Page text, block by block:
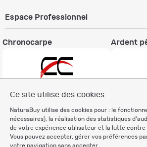
Ce site utilise des cookies
NaturaBuy utilise des cookies pour : le
nécessaires), la réalisation des statistiques
de votre expérience utilisateur et la lutte contre
Vous pouvez accepter, gérer vos préférences
votre navigation sans accepter.
Espace Professionnel
Chronocarpe Ardent
Informations légales
Charte éthique
Mentions légales
Règlement & Conditions d'utilisation